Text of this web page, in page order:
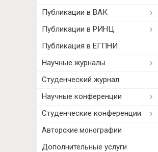
Публикации в ВАК
Публикации в РИНЦ
Публикация в ЕГПНИ
Научные журналы
Студенческий журнал
Научные конференции
Студенческие конференции
Авторские монографии
Дополнительные услуги